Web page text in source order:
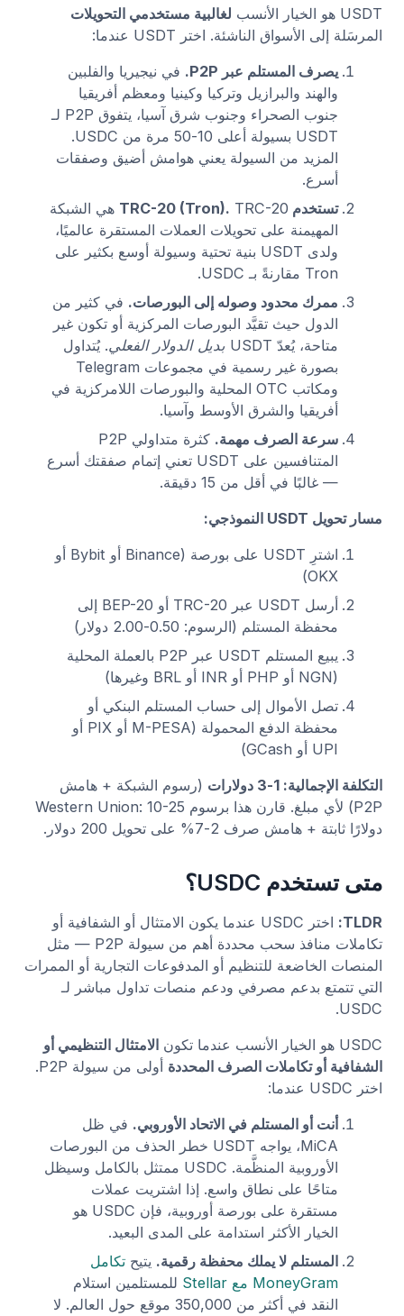
USDT هو الخيار الأنسب
لغالبية مستخدمي التحويلات
المرسَلة إلى الأسواق الناشئة. اختر USDT عندما:
يصرف المستلم عبر P2P.
في نيجيريا والفلبين
والهند والبرازيل وتركيا وكينيا ومعظم أفريقيا
جنوب الصحراء وجنوب شرق آسيا، يتفوق P2P لـ
USDT بسيولة أعلى 10-50 مرة من USDC.
المزيد من السيولة يعني هوامش أضيق وصفقات
أسرع.
تستخدم TRC-20 (Tron).
TRC-20 هي الشبكة
المهيمنة على تحويلات العملات المستقرة عالميًا،
ولدى USDT بنية تحتية وسيولة أوسع بكثير على
Tron مقارنةً بـ USDC.
ممرك محدود وصوله إلى البورصات. في كثير من
الدول حيث تقيَّد البورصات المركزية أو تكون غير
متاحة، يُعدّ USDT
بديل الدولار الفعلي. يُتداول
بصورة غير رسمية في مجموعات Telegram
ومكاتب OTC المحلية والبورصات اللامركزية في
أفريقيا والشرق الأوسط وآسيا.
سرعة الصرف مهمة.
كثرة متداولي P2P
المتنافسين على USDT تعني إتمام صفقتك أسرع
— غالبًا في أقل من 15 دقيقة.
مسار تحويل USDT النموذجي:
اشترِ USDT على بورصة (Binance أو Bybit أو
OKX)
أرسل USDT عبر TRC-20 أو BEP-20 إلى
محفظة المستلم (الرسوم: 0.50-2.00 دولار)
يبيع المستلم USDT عبر P2P بالعملة المحلية
(NGN أو PHP أو INR أو BRL وغيرها)
تصل الأموال إلى حساب المستلم البنكي أو
محفظة الدفع المحمولة (M-PESA أو PIX أو
UPI أو GCash)
التكلفة الإجمالية: 1-3 دولارات
(رسوم الشبكة + هامش
P2P) لأي مبلغ. قارن هذا برسوم Western Union: 10-25
دولارًا ثابتة + هامش صرف 2-7% على تحويل 200 دولار.
متى تستخدم USDC؟
TLDR:
اختر USDC عندما يكون الامتثال أو الشفافية أو
تكاملات منافذ سحب محددة أهم من سيولة P2P — مثل
المنصات الخاضعة للتنظيم أو المدفوعات التجارية أو الممرات
التي تتمتع بدعم مصرفي ودعم منصات تداول مباشر لـ
USDC.
USDC هو الخيار الأنسب عندما تكون
الامتثال التنظيمي أو
الشفافية أو تكاملات الصرف المحددة
أولى من سيولة P2P.
اختر USDC عندما:
أنت أو المستلم في الاتحاد الأوروبي. في ظل
MiCA، يواجه USDT خطر الحذف من البورصات
الأوروبية المنظَّمة. USDC ممتثل بالكامل وسيظل
متاحًا على نطاق واسع. إذا اشتريت عملات
مستقرة على بورصة أوروبية، فإن USDC هو
الخيار الأكثر استدامة على المدى البعيد.
المستلم لا يملك محفظة رقمية. يتيح تكامل
MoneyGram مع Stellar
للمستلمين استلام
النقد في أكثر من 350,000 موقع حول العالم. لا